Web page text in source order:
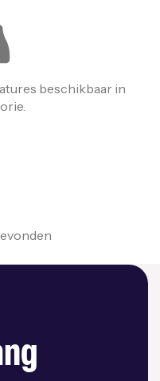
beschikbaar in